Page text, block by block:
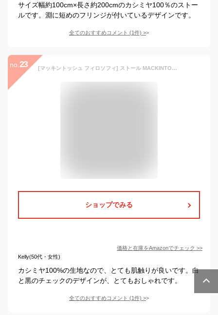
サイズ幅約100cm×長さ約200cmのカシミヤ100％のストー
ルです。淵に短めのフリンジが付いているデザインです。
全てのおすすめコメント (1件) >
no. 23 [マッキントッシュ フィロソフィ] ストール MACKINTOSH PHILOSOPHY(マッキントッシュ フィロソフィー) ストール カシミヤ100% 縮絨薄手ブロックチェックストール マフラー 羽織り ギフト レディース 24-431-42088-20-00 オフホワイト(42088) 約60㎝×190㎝
ショップでみる
価格と在庫をAmazonでチェック >>
Kelly(50代・女性)
カシミヤ100%の生地なので、とても肌触りが良いです。白
と黒のチェックのデザインが、とてもおしゃれです。
全てのおすすめコメント (1件) >